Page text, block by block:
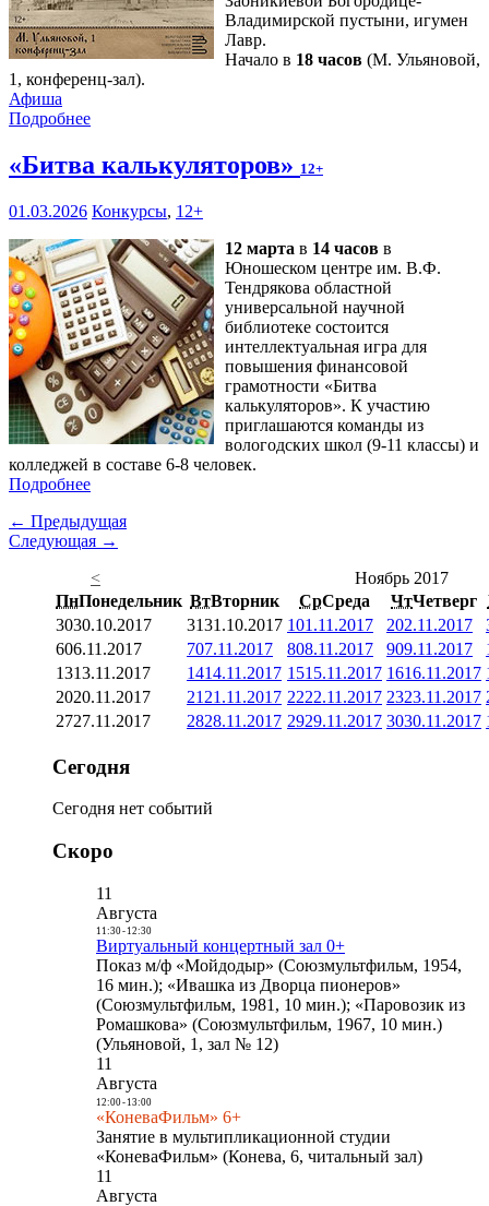
Владимирской пустыни, игумен
Лавр.
Начало в 18 часов (М. Ульяновой,
1, конференц-зал).
Афиша
Подробнее
«Битва калькуляторов» 12+
01.03.2026 Конкурсы, 12+
12 марта в 14 часов в
Юношеском центре им. В.Ф.
Тендрякова областной
универсальной научной
библиотеке состоится
интеллектуальная игра для
повышения финансовой
грамотности «Битва
калькуляторов». К участию
приглашаются команды из
вологодских школ (9-11 классы) и
колледжей в составе 6-8 человек.
Подробнее
← Предыдущая
Следующая →
<
Ноябрь 2017
ПнПонедельник ВтВторник СрСреда ЧтЧетверг
3030.10.2017 3131.10.2017 101.11.2017 202.11.2017
606.11.2017 707.11.2017 808.11.2017 909.11.2017
1313.11.2017 1414.11.2017 1515.11.2017 1616.11.2017
2020.11.2017 21 21.11.2017 2222.11.2017 2323.11.2017
2727.11.2017 2828.11.2017 2929.11.2017 3030.11.2017
Сегодня
Сегодня нет событий
Скоро
11
Августа
11:30- 12:30
Виртуальный концертный зал 0+
Показ м/ф «Мойдодыр» (Союзмультфильм, 1954,
16 мин.); «Ивашка из Дворца пионеров»
(Союзмультфильм, 1981, 10 мин.); «Паровозик из
Ромашкова» (Союзмультфильм, 1967, 10 мин.)
(Ульяновой, 1, зал № 12)
11
Августа
12:00- 13:00
«КоневаФильм» 6+
Занятие в мультипликационной студии
«КоневаФильм» (Конева, 6, читальный зал)
11
Августа